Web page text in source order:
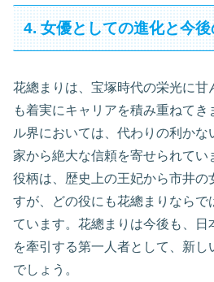
4. 女優としての進化と今
花總まりは、宝塚時代の栄光に甘
も着実にキャリアを積み重ねてき
ル界においては、代わりの利かな
家から絶大な信頼を寄せられてい
役柄は、歴史上の王妃から市井の
すが、どの役にも花總まりならで
ています。花總まりは今後も、日
を牽引する第一人者として、新し
でしょう。